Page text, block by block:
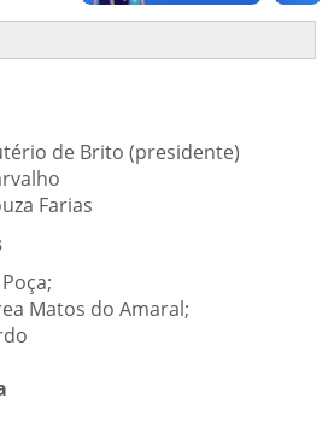
de Brito (presidente)
Farias
Matos do Amaral;